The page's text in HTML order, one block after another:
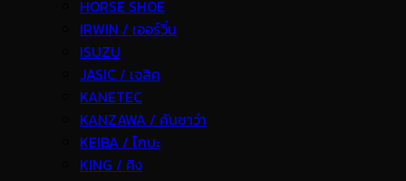
HORSE SHOE
IRWIN / เออร์วิ่น
ISUZU
JASIC / เจสิค
KANETEC
KANZAWA / คันซาว่า
KEIBA / ไกบะ
KING / คิง